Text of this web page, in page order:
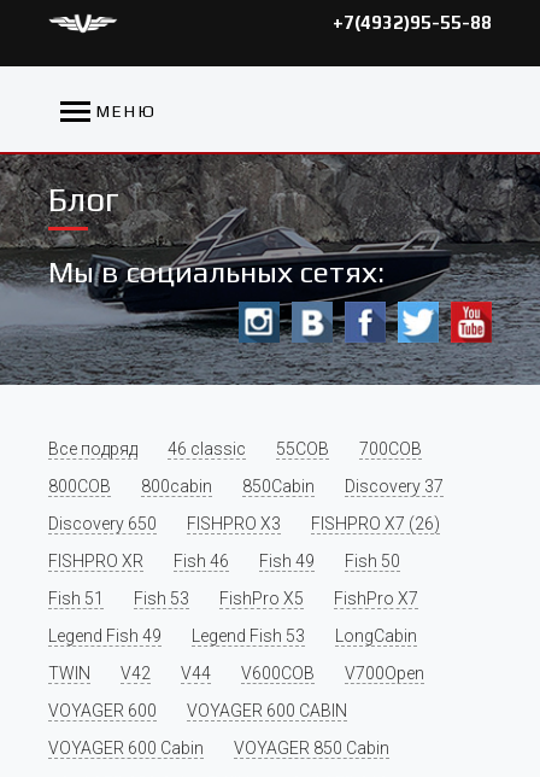
+7(4932)95-55-88
МЕНЮ
Блог
Мы в социальных сетях:
Все подряд 46 classic 55COB
700COB
800COB
800cabin 850Cabin
Discovery 37
Discovery 650
FISHPRO X3
FISHPRO X7 (26)
FISHPRO XR
Fish 46 Fish 49
Fish 50
Fish 51
Fish 53 FishPro X5
FishPro X7
Legend Fish 49
Legend Fish 53
LongCabin
TWIN
V42 V44 V600COB
V700Open
VOYAGER 600
VOYAGER 600 CABIN
VOYAGER 600 Cabin
VOYAGER 850 Cabin